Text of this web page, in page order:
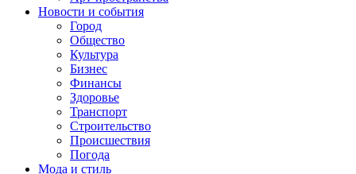
Новости и события
Город
Общество
Культура
Бизнес
Финансы
Здоровье
Транспорт
Строительство
Происшествия
Погода
Мода и стиль